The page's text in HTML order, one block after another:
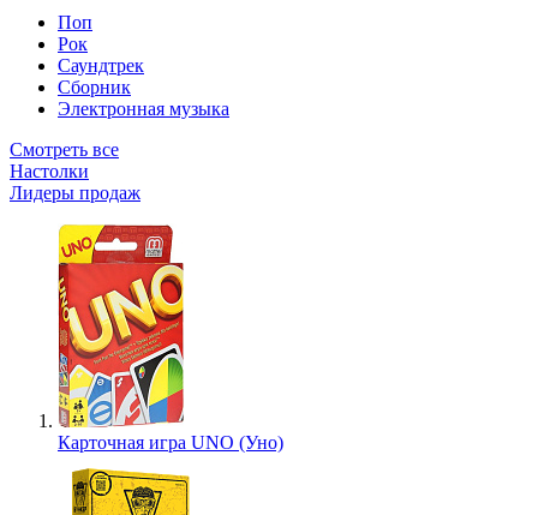
Поп
Рок
Саундтрек
Сборник
Электронная музыка
Смотреть все
Настолки
Лидеры продаж
Карточная игра UNO (Уно)